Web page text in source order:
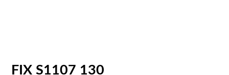
FIX S1107 130